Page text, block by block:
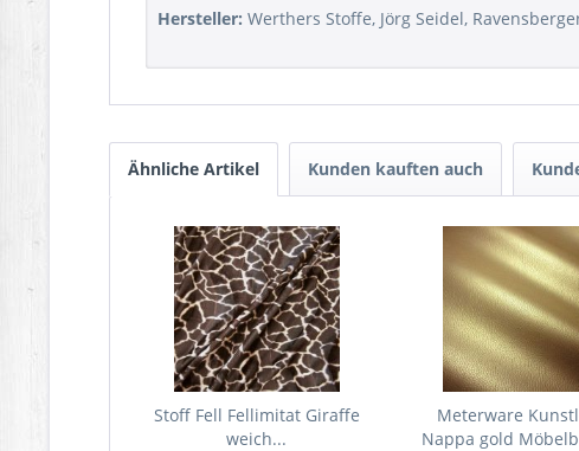
Hersteller: Werthers Stoffe, Jörg Seidel,
Ähnliche Artikel Kunden kauften auch
Stoff Fell Fellimitat Giraffe
weich...
Meterware
Nappa gold